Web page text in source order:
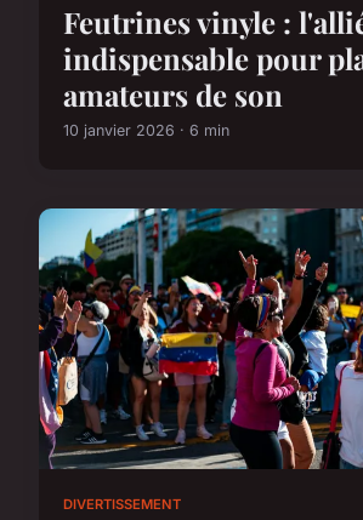
Feutrines vinyle :
indispensable pour
amateurs de son
10 janvier 2026 · 6 min
DIVERTISSEMENT